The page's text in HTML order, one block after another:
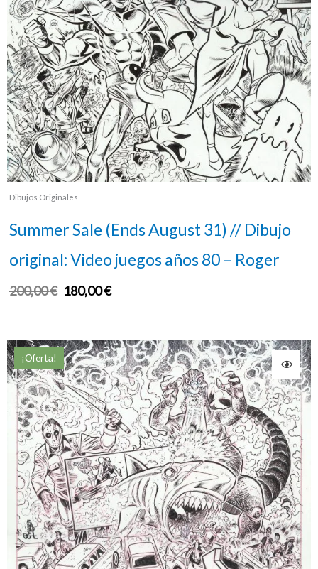
Dibujos Originales
Summer Sale (Ends August 31) // Dibujo
original: Video juegos años 80 – Roger
200,00€ 180,00€
¡Oferta!